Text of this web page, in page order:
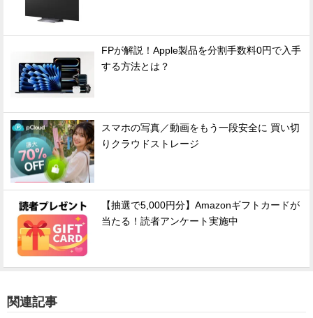
FPが解説！Apple製品を分割手数料0円で入手
する方法とは？
スマホの写真／動画をもう一段安全に 買い切
りクラウドストレージ
【抽選で5,000円分】Amazonギフトカードが
当たる！読者アンケート実施中
関連記事